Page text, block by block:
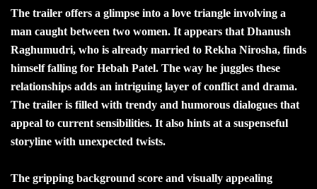
The trailer offers a glimpse into a love triangle involving a
man caught between two women. It appears that Dhanush
Raghumudri, who is already married to Rekha Nirosha, finds
himself falling for Hebah Patel. The way he juggles these
relationships adds an intriguing layer of conflict and drama.
The trailer is filled with trendy and humorous dialogues that
appeal to current sensibilities. It also hints at a suspenseful
storyline with unexpected twists.
The gripping background score and visually appealing